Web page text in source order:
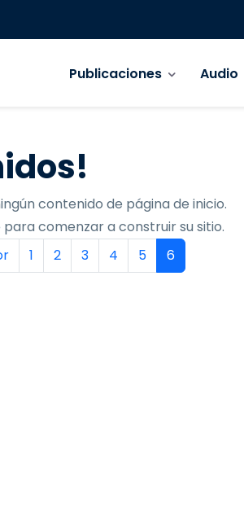
Publicaciones Audio
contenido de página de inicio.
para comenzar a construir su sitio.
Página
1 Página
2 Página
3 Página
4 Página
5 Página actual
6